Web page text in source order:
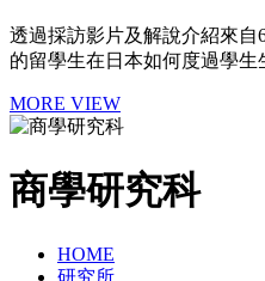
透過採訪影片及解說介紹來
的留學生在日本如何度過學生
MORE VIEW
商學研究科
HOME
研究所